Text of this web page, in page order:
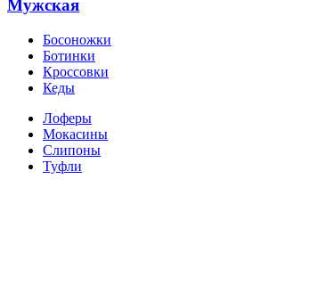
Мужская
Босоножки
Ботинки
Кроссовки
Кеды
Лоферы
Мокасины
Слипоны
Туфли